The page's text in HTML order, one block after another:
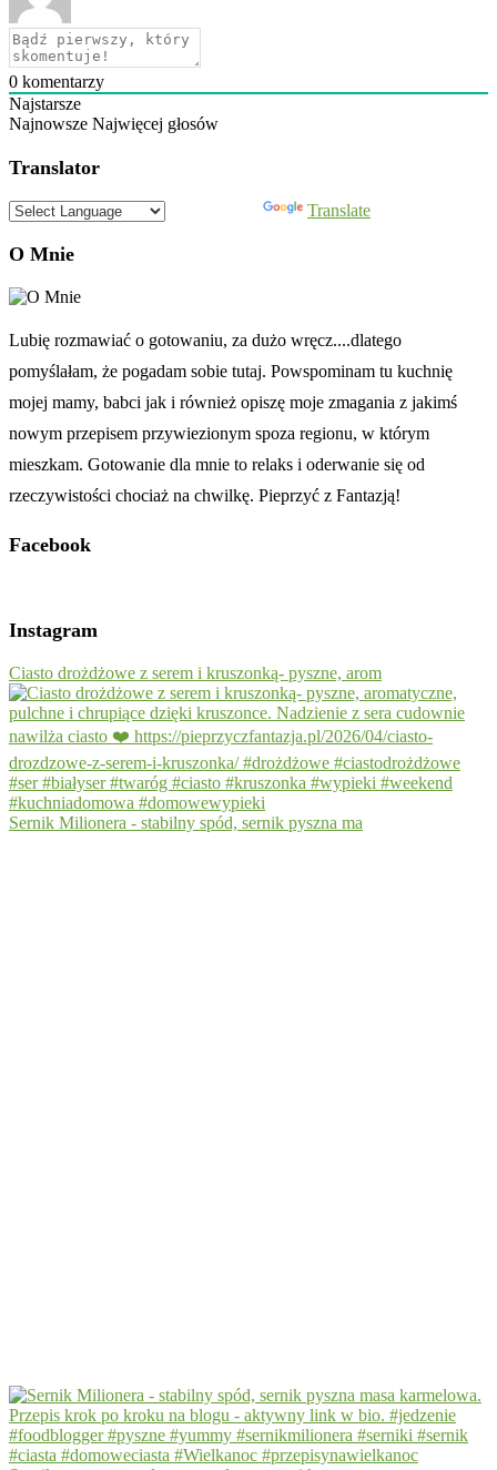
0 komentarzy
Najstarsze
Najnowsze Najwięcej głosów
Translator
Translate
O Mnie
Lubię rozmawiać o gotowaniu, za dużo wręcz....dlatego
pomyślałam, że pogadam sobie tutaj. Powspominam tu kuchnię
mojej mamy, babci jak i również opiszę moje zmagania z jakimś
nowym przepisem przywiezionym spoza regionu, w którym
mieszkam. Gotowanie dla mnie to relaks i oderwanie się od
rzeczywistości chociaż na chwilkę. Pieprzyć z Fantazją!
Facebook
Instagram
Ciasto drożdżowe z serem i kruszonką- pyszne, arom
Sernik Milionera - stabilny spód, sernik pyszna ma